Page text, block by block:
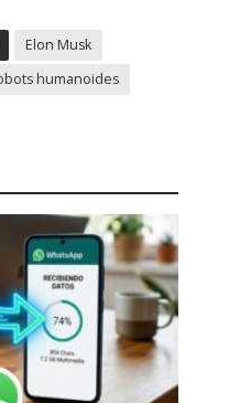
Elon Musk
humanoides